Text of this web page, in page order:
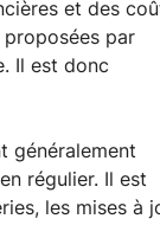
et des
par
Il est donc
généralement
régulier. Il est
les mises à